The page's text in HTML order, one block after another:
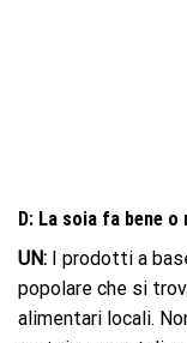
D: La soia fa bene
UN: I prodotti a
popolare che si
alimentari locali.